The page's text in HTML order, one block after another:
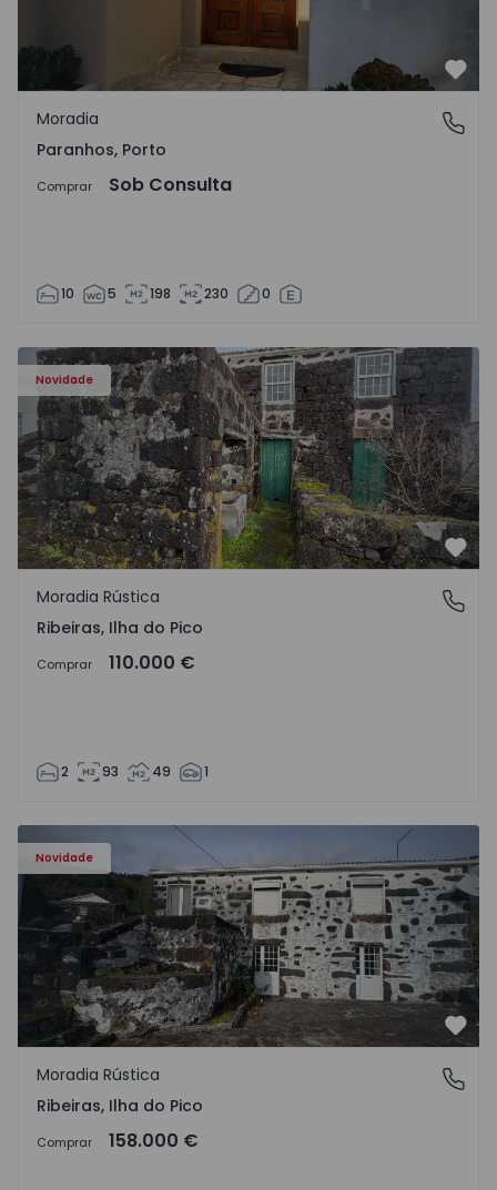
Paranhos, Porto
Moradia
Paranhos, Porto
Comprar Sob Consulta
10 5 198 230 0
Novidade
Moradia Rústica T2 Lajes do Pico, Ribeiras - 1575372 - 1
Ribeiras, Ilha do Pico
Moradia Rústica
Ribeiras, Ilha do Pico
Comprar 110.000 €
2 93 49 1
Novidade
Moradia Rústica T4 Lajes do Pico, Ribeiras - 1575370 - 1
Ribeiras, Ilha do Pico
Moradia Rústica
Ribeiras, Ilha do Pico
Comprar 158.000 €